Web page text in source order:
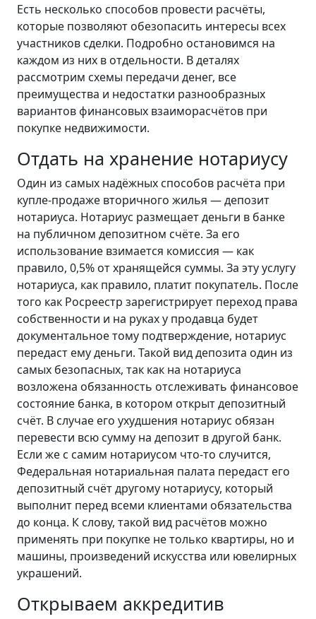
Есть несколько способов провести расчёты,
которые позволяют обезопасить интересы всех
участников сделки. Подробно остановимся на
каждом из них в отдельности. В деталях
рассмотрим схемы передачи денег, все
преимущества и недостатки разнообразных
вариантов финансовых взаиморасчётов при
покупке недвижимости.
Отдать на хранение нотариусу
Один из самых надёжных способов расчёта при
купле-продаже вторичного жилья — депозит
нотариуса. Нотариус размещает деньги в банке
на публичном депозитном счёте. За его
использование взимается комиссия — как
правило, 0,5% от хранящейся суммы. За эту услугу
нотариуса, как правило, платит покупатель. После
того как Росреестр зарегистрирует переход права
собственности и на руках у продавца будет
документальное тому подтверждение, нотариус
передаст ему деньги. Такой вид депозита один из
самых безопасных, так как на нотариуса
возложена обязанность отслеживать финансовое
состояние банка, в котором открыт депозитный
счёт. В случае его ухудшения нотариус обязан
перевести всю сумму на депозит в другой банк.
Если же с самим нотариусом что-то случится,
Федеральная нотариальная палата передаст его
депозитный счёт другому нотариусу, который
выполнит перед всеми клиентами обязательства
до конца. К слову, такой вид расчётов можно
применять при покупке не только квартиры, но и
машины, произведений искусства или ювелирных
украшений.
Открываем аккредитив